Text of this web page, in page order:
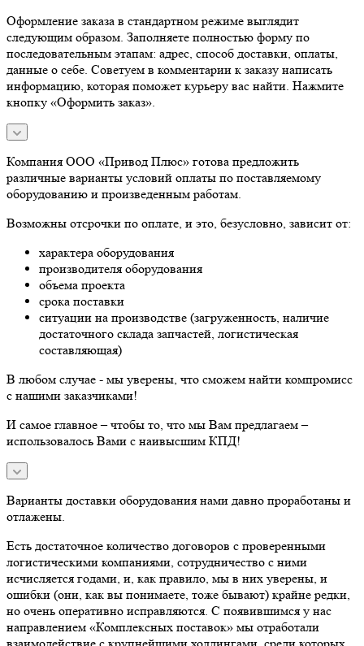
Оформление заказа в стандартном режиме выглядит
следующим образом. Заполняете полностью форму по
последовательным этапам: адрес, способ доставки, оплаты,
данные о себе. Советуем в комментарии к заказу написать
информацию, которая поможет курьеру вас найти. Нажмите
кнопку «Оформить заказ».
Компания ООО «Привод Плюс» готова предложить
различные варианты условий оплаты по поставляемому
оборудованию и произведенным работам.
Возможны отсрочки по оплате, и это, безусловно, зависит от:
характера оборудования
производителя оборудования
объема проекта
срока поставки
ситуации на производстве (загруженность, наличие
достаточного склада запчастей, логистическая
составляющая)
В любом случае - мы уверены, что сможем найти компромисс
с нашими заказчиками!
И самое главное – чтобы то, что мы Вам предлагаем –
использовалось Вами с наивысшим КПД!
Варианты доставки оборудования нами давно проработаны и
отлажены.
Есть достаточное количество договоров с проверенными
логистическими компаниями, сотрудничество с ними
исчисляется годами, и, как правило, мы в них уверены, и
ошибки (они, как вы понимаете, тоже бывают) крайне редки,
но очень оперативно исправляются. С появившимся у нас
направлением «Комплексных поставок» мы отработали